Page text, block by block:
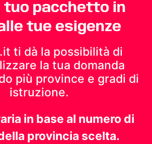
tuo pacchetto in
tue esigenze
ti dà la possibilità di
la tua domanda
più province e gradi di
istruzione.
in base al numero di
provincia scelta.